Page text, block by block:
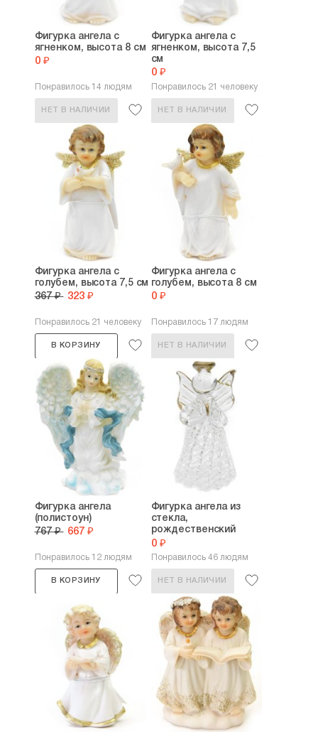
Фигурка ангела с
ягненком, высота 8 см
0 ₽
Понравилось 14 людям
НЕТ В НАЛИЧИИ
Фигурка ангела с
ягненком, высота 7,5
см
0 ₽
Понравилось 21 человеку
НЕТ В НАЛИЧИИ
Фигурка ангела с
голубем, высота 7,5 см
367 ₽ 323 ₽
Понравилось 21 человеку
В КОРЗИНУ
Фигурка ангела с
голубем, высота 8 см
0 ₽
Понравилось 17 людям
НЕТ В НАЛИЧИИ
Фигурка ангела
(полистоун)
767 ₽ 667 ₽
Понравилось 12 людям
В КОРЗИНУ
Фигурка ангела из
стекла,
рождественский
сувенир
0 ₽
Понравилось 46 людям
НЕТ В НАЛИЧИИ